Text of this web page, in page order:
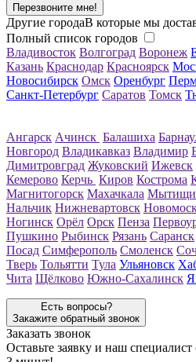
Перезвоните мне!
Другие городаВ которые мы
Полный список городов
Владивосток Волгоград Воронеж
Казань Краснодар Красноярск
Новосибирск Омск Оренбург
Санкт-Петербург Саратов Томск
Ангарск Ачинск Балашиха
Новгород Владикавказ Владимир
Димитровград Жуковский Ижевск
Кемерово Керчь Киров Кострома
Магнитогорск Махачкала Мытищи
Нальчик Нижневартовск
Ногинск Орёл Орск Пенза
Пушкино Рыбинск Рязань Саранск
Посад Симферополь Смоленск
Тверь Тольятти Тула Ульяновск
Чита Щёлково Южно-Сахалинск
Есть вопросы?
Закажите обратный звонок
Заказать звонок
Оставьте заявку и наш